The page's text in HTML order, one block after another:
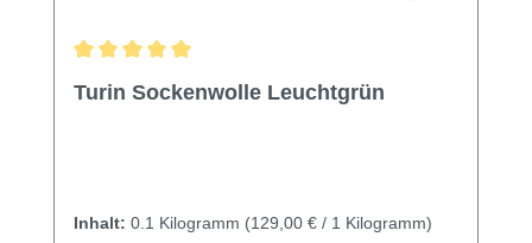
Turin Sockenwolle Leuchtgrün
Inhalt: 0.1 Kilogramm (129,00 € / 1 Kilogramm)